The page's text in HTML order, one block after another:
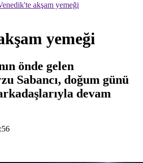
akşam yemeği
yemeği
önde gelen
Sabancı, doğum günü
devam